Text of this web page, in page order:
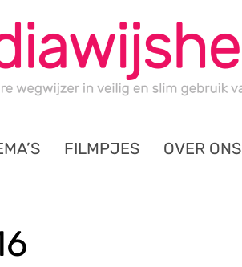
FILMPJES OVER ONS